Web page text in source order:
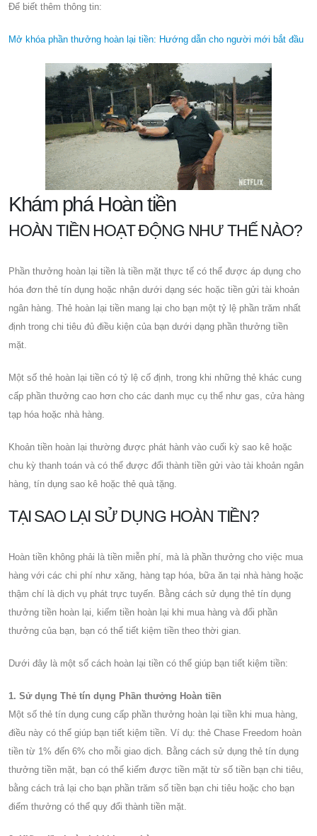
Để biết thêm thông tin:
Mở khóa phần thưởng hoàn lại tiền: Hướng dẫn cho người mới bắt đầu
Khám phá Hoàn tiền
HOÀN TIỀN HOẠT ĐỘNG NHƯ THẾ NÀO?
Phần thưởng hoàn lại tiền là tiền mặt thực tế có thể được áp dụng cho
hóa đơn thẻ tín dụng hoặc nhận dưới dạng séc hoặc tiền gửi tài khoản
ngân hàng. Thẻ hoàn lại tiền mang lại cho bạn một tỷ lệ phần trăm nhất
định trong chi tiêu đủ điều kiện của bạn dưới dạng phần thưởng tiền
mặt.
Một số thẻ hoàn lại tiền có tỷ lệ cố định, trong khi những thẻ khác cung
cấp phần thưởng cao hơn cho các danh mục cụ thể như gas, cửa hàng
tạp hóa hoặc nhà hàng.
Khoản tiền hoàn lại thường được phát hành vào cuối kỳ sao kê hoặc
chu kỳ thanh toán và có thể được đổi thành tiền gửi vào tài khoản ngân
hàng, tín dụng sao kê hoặc thẻ quà tặng.
TẠI SAO LẠI SỬ DỤNG HOÀN TIỀN?
Hoàn tiền không phải là tiền miễn phí, mà là phần thưởng cho việc mua
hàng với các chi phí như xăng, hàng tạp hóa, bữa ăn tại nhà hàng hoặc
thậm chí là dịch vụ phát trực tuyến. Bằng cách sử dụng thẻ tín dụng
thưởng tiền hoàn lại, kiếm tiền hoàn lại khi mua hàng và đổi phần
thưởng của bạn, bạn có thể tiết kiệm tiền theo thời gian.
Dưới đây là một số cách hoàn lại tiền có thể giúp bạn tiết kiệm tiền:
1. Sử dụng Thẻ tín dụng Phần thưởng Hoàn tiền
Một số thẻ tín dụng cung cấp phần thưởng hoàn lại tiền khi mua hàng,
điều này có thể giúp bạn tiết kiệm tiền. Ví dụ: thẻ Chase Freedom hoàn
tiền từ 1% đến 6% cho mỗi giao dịch. Bằng cách sử dụng thẻ tín dụng
thưởng tiền mặt, bạn có thể kiếm được tiền mặt từ số tiền bạn chi tiêu,
bằng cách trả lại cho bạn phần trăm số tiền bạn chi tiêu hoặc cho bạn
điểm thưởng có thể quy đổi thành tiền mặt.